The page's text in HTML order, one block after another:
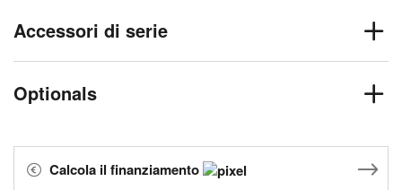
Accessori di serie
Optionals
Calcola il finanziamento